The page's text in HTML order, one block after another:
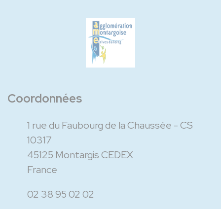
Coordonnées
1 rue du Faubourg de la Chaussée - CS
10317
45125 Montargis CEDEX
France
02 38 95 02 02